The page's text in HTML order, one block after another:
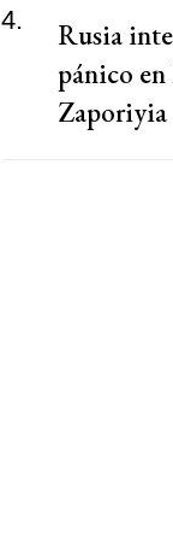
4.
Rusia
pánico
Zaporiyia